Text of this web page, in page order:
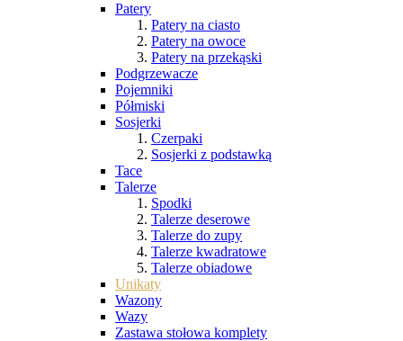
Patery
Patery na ciasto
Patery na owoce
Patery na przekąski
Podgrzewacze
Pojemniki
Półmiski
Sosjerki
Czerpaki
Sosjerki z podstawką
Tace
Talerze
Spodki
Talerze deserowe
Talerze do zupy
Talerze kwadratowe
Talerze obiadowe
Unikaty
Wazony
Wazy
Zastawa stołowa komplety